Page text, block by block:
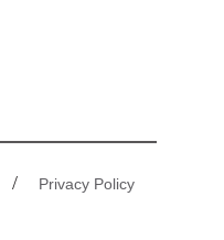
/ Privacy Policy